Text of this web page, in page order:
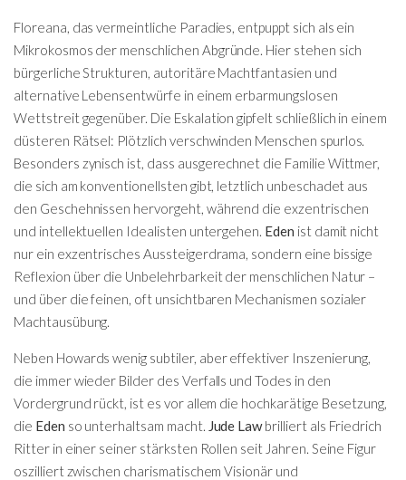
Floreana, das vermeintliche Paradies, entpuppt sich als ein
Mikrokosmos der menschlichen Abgründe. Hier stehen sich
bürgerliche Strukturen, autoritäre Machtfantasien und
alternative Lebensentwürfe in einem erbarmungslosen
Wettstreit gegenüber. Die Eskalation gipfelt schließlich in einem
düsteren Rätsel: Plötzlich verschwinden Menschen spurlos.
Besonders zynisch ist, dass ausgerechnet die Familie Wittmer,
die sich am konventionellsten gibt, letztlich unbeschadet aus
den Geschehnissen hervorgeht, während die exzentrischen
und intellektuellen Idealisten untergehen. Eden ist damit nicht
nur ein exzentrisches Aussteigerdrama, sondern eine bissige
Reflexion über die Unbelehrbarkeit der menschlichen Natur –
und über die feinen, oft unsichtbaren Mechanismen sozialer
Machtausübung.
Neben Howards wenig subtiler, aber effektiver Inszenierung,
die immer wieder Bilder des Verfalls und Todes in den
Vordergrund rückt, ist es vor allem die hochkarätige Besetzung,
die Eden so unterhaltsam macht. Jude Lawbrilliert als Friedrich
Ritter in einer seiner stärksten Rollen seit Jahren. Seine Figur
oszilliert zwischen charismatischem Visionär und